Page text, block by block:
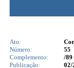
Ato:
Número:
55
Complemento:
/89
Publicação:
02/